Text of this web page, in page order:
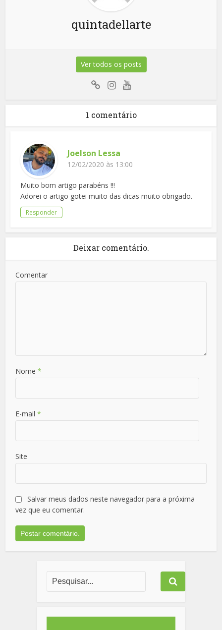
quintadellarte
Ver todos os posts
1 comentário
Joelson Lessa
12/02/2020 às 13:00
Muito bom artigo parabéns !!!
Adorei o artigo gotei muito das dicas muito obrigado.
Responder
Deixar comentário.
Comentar
Nome*
E-mail*
Site
Salvar meus dados neste navegador para a próxima
vez que eu comentar.